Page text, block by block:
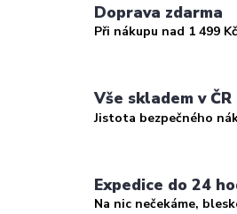
Doprava zdarma
Při nákupu nad 1 499 Kč
Vše skladem v ČR
Jistota bezpečného
Expedice do 24
Na nic nečekáme,